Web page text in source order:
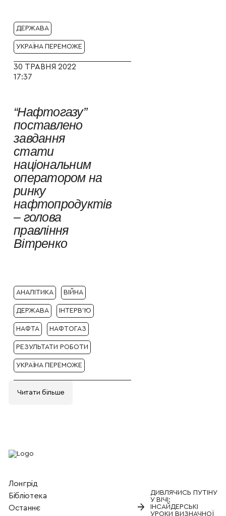
ДЕРЖАВА
УКРАЇНА ПЕРЕМОЖЕ
30 ТРАВНЯ 2022
17:37
“Нафтогазу”
поставлено
завдання
стати
національним
оператором на
ринку
нафтопродуктів
– голова
правління
Вітренко
АНАЛІТИКА ВІЙНА
ДЕРЖАВА ІНТЕРВ'Ю
НАФТА НАФТОГАЗ
РЕЗУЛЬТАТИ РОБОТИ
УКРАЇНА ПЕРЕМОЖЕ
Читати бiльше
Лонгрід
Бiблiотека
Останнє
→
ДИВЛЯЧИСЬ ПУТІНУ
У ВІЧІ:
ІНСАЙДЕРСЬКІ
УРОКИ ВИЗНАЧНОЇ